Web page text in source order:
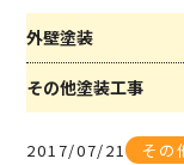
外壁塗装
その他塗装工事
2017/07/21 その